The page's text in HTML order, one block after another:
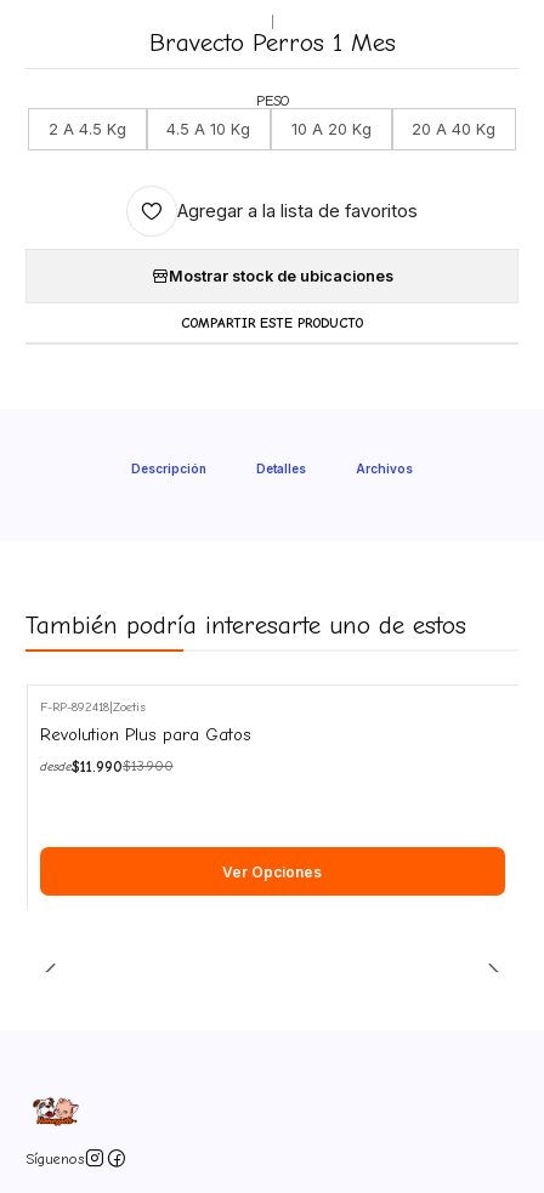
Bravecto Perros 1 Mes
PESO
2 A 4.5 Kg 4.5 A 10 Kg 10 A 20 Kg 20 A 40 Kg
Agregar a la lista de favoritos
Mostrar stock de ubicaciones
COMPARTIR ESTE PRODUCTO
Descripción Detalles Archivos
También podría interesarte uno de estos
-14%
OFF
F-RP-892418| Zoetis
Revolution Plus para Gatos
desde$11.990$13.900
Ver Opciones
Síguenos